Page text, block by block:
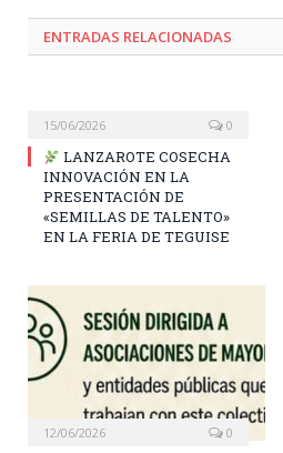
ENTRADAS RELACIONADAS
15/06/2026 0
LANZAROTE COSECHA
INNOVACIÓN EN LA
PRESENTACIÓN DE
«SEMILLAS DE TALENTO»
EN LA FERIA DE TEGUISE
12/06/2026 0